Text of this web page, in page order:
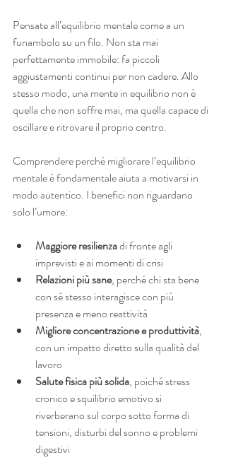
Pensate all’equilibrio mentale come a un
funambolo su un filo. Non sta mai
perfettamente immobile: fa piccoli
aggiustamenti continui per non cadere. Allo
stesso modo, una mente in equilibrio non è
quella che non soffre mai, ma quella capace di
oscillare e ritrovare il proprio centro.
Comprendere perché migliorare l’equilibrio
mentale è fondamentale aiuta a motivarsi in
modo autentico. I benefici non riguardano
solo l’umore:
Maggiore resilienza di fronte agli
imprevisti e ai momenti di crisi
Relazioni più sane, perché chi sta bene
con sé stesso interagisce con più
presenza e meno reattività
Migliore concentrazione e produttività,
con un impatto diretto sulla qualità del
lavoro
Salute fisica più solida, poiché stress
cronico e squilibrio emotivo si
riverberano sul corpo sotto forma di
tensioni, disturbi del sonno e problemi
digestivi